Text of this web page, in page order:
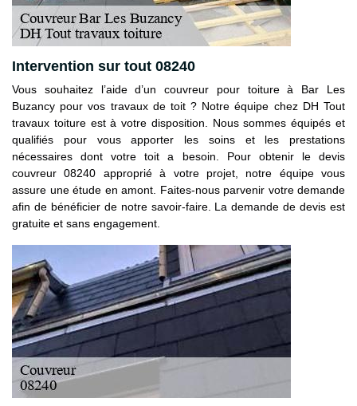
Intervention sur tout 08240
Vous souhaitez l’aide d’un couvreur pour toiture à Bar Les
Buzancy pour vos travaux de toit ? Notre équipe chez DH Tout
travaux toiture est à votre disposition. Nous sommes équipés et
qualifiés pour vous apporter les soins et les prestations
nécessaires dont votre toit a besoin. Pour obtenir le devis
couvreur 08240 approprié à votre projet, notre équipe vous
assure une étude en amont. Faites-nous parvenir votre demande
afin de bénéficier de notre savoir-faire. La demande de devis est
gratuite et sans engagement.